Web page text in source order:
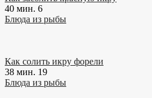
40 мин. 6
Блюда из рыбы
Как солить икру форели
38 мин. 19
Блюда из рыбы